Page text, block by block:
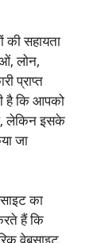
की सहायता
लोन,
प्राप्त
है कि आपको
लेकिन इसके
जा
का
हैं कि